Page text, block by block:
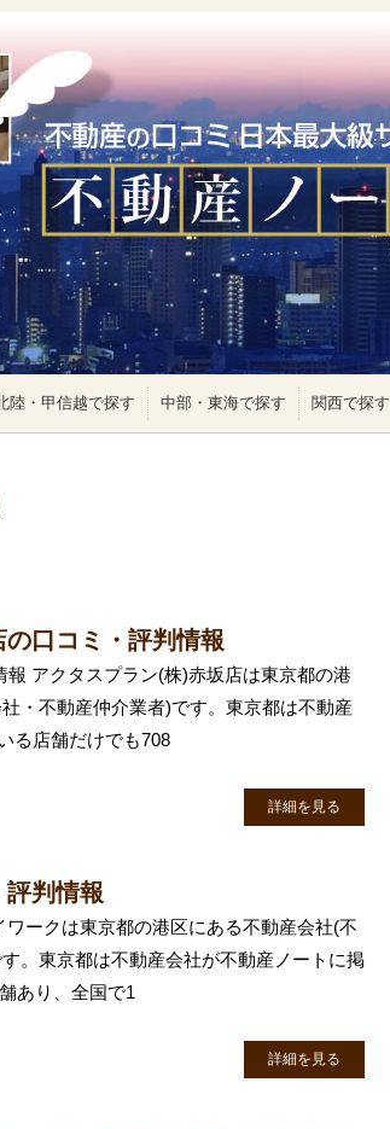
陸・甲信越で探す 中部・東海で探す 関西で探す
口コミ・評判情報
アクタスプラン(株)赤坂店は東京都の港
・不動産仲介業者)です。東京都は不動産
る店舗だけでも708
詳細を見る
判情報
ークは東京都の港区にある不動産会社(不
。東京都は不動産会社が不動産ノートに掲
あり、全国で1
詳細を見る